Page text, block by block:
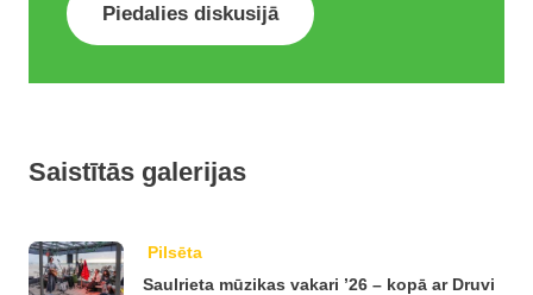
Piedalies diskusijā
Saistītās galerijas
Pilsēta
Saulrieta mūzikas vakari ’26 – kopā ar Druvi